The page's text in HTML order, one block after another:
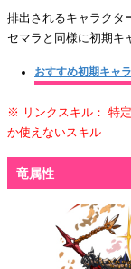
排出されるキャラクタ
セマラと同様に初期キ
おすすめ初期キャ
※ リンクスキル： 特
か使えないスキル
竜属性